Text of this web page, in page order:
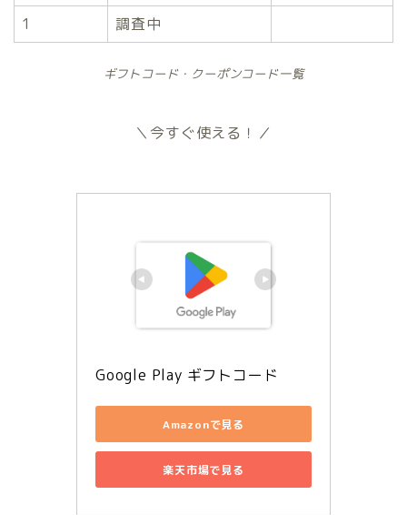
1 調査中
ギフトコード・クーポンコード一覧
＼今すぐ使える！／
Google Play ギフトコード
Amazonで見る
楽天市場で見る